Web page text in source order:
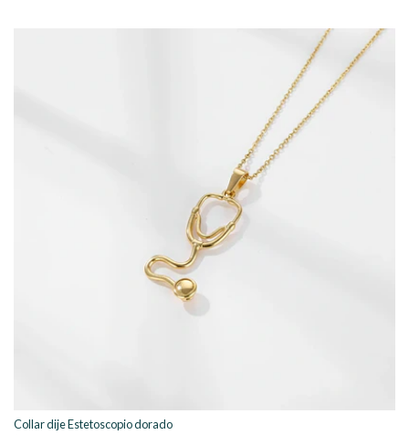
Collar dije Estetoscopio dorado